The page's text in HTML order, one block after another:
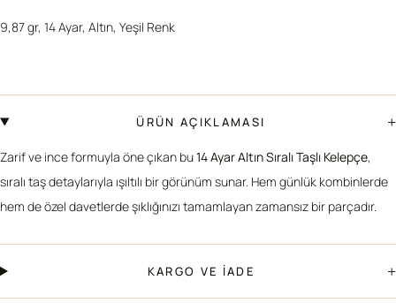
9,87 gr, 14 Ayar, Altın, Yeşil Renk
ÜRÜN AÇIKLAMASI +
Zarif ve ince formuyla öne çıkan bu14 Ayar Altın Sıralı Taşlı Kelepçe,
sıralı taş detaylarıyla ışıltılı bir görünüm sunar. Hem günlük kombinlerde
hem de özel davetlerde şıklığınızı tamamlayan zamansız bir parçadır.
KARGO VE İADE +